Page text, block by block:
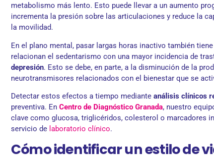
metabolismo más lento. Esto puede llevar a un aumento
incrementa la presión sobre las articulaciones y reduce la
la movilidad.
En el plano mental, pasar largas horas inactivo también
relacionan el sedentarismo con una mayor incidencia de
depresión. Esto se debe, en parte, a la disminución de la
neurotransmisores relacionados con el bienestar que se
Detectar estos efectos a tiempo mediante análisis clínicos
preventiva. En Centro de Diagnóstico Granada, nuestro
clave como glucosa, triglicéridos, colesterol o marcadores
servicio de laboratorio clínico.
Cómo identificar un estilo de